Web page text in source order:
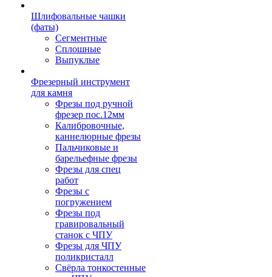
Шлифовальные чашки
(фаты)
Сегментные
Сплошные
Выпуклые
Фрезерный инструмент
для камня
Фрезы под ручной
фрезер пос.12мм
Калибровочные,
каннелюрные фрезы
Пальчиковые и
барельефные фрезы
Фрезы для спец
работ
Фрезы с
погружением
Фрезы под
гравировальный
станок с ЧПУ
Фрезы для ЧПУ
поликристалл
Свёрла тонкостенные